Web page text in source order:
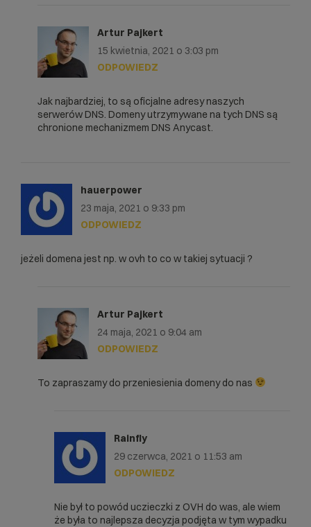
Artur Pajkert
15 kwietnia, 2021 o 3:03 pm
Jak najbardziej, to są oficjalne adresy naszych
serwerów DNS. Domeny utrzymywane na tych DNS są
chronione mechanizmem DNS Anycast.
ODPOWIEDZ
hauerpower
23 maja, 2021 o 9:33 pm
jeżeli domena jest np. w ovh to co w takiej sytuacji ?
ODPOWIEDZ
Artur Pajkert
24 maja, 2021 o 9:04 am
To zapraszamy do przeniesienia domeny do nas
ODPOWIEDZ
Rainfly
29 czerwca, 2021 o 11:53 am
Nie był to powód uczieczki z OVH do was, ale wiem
że była to najlepsza decyzja podjęta w tym wypadku
ODPOWIEDZ